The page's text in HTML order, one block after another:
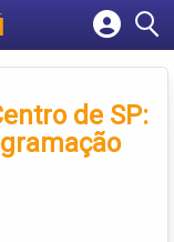
de SP: